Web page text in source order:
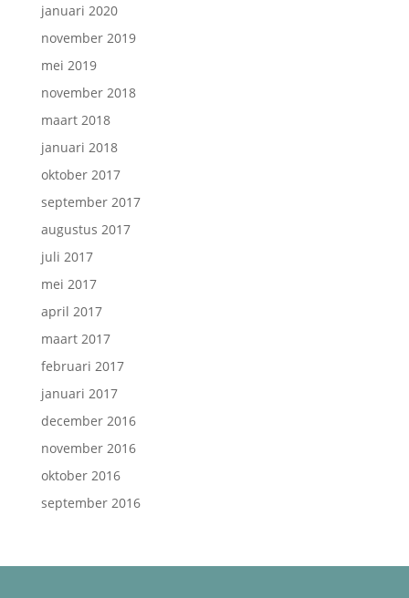
januari 2020
november 2019
mei 2019
november 2018
maart 2018
januari 2018
oktober 2017
september 2017
augustus 2017
juli 2017
mei 2017
april 2017
maart 2017
februari 2017
januari 2017
december 2016
november 2016
oktober 2016
september 2016